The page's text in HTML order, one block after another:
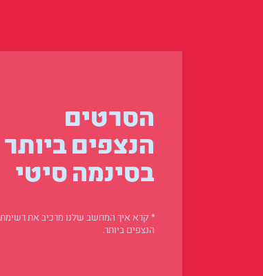
הסרטים
הנצפים ביותר
בסינמה סיטי
* קרא איך המחשב שלנו מרכיב את רשימת
הנצפים ביותר.